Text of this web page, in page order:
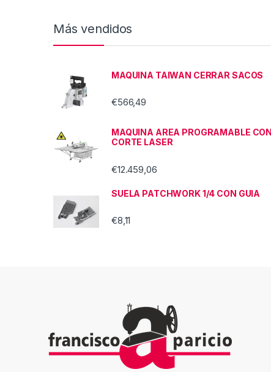
Más vendidos
MAQUINA TAIWAN CERRAR SACOS
€566,49
MAQUINA AREA PROGRAMABLE CON
CORTE LASER
€12.459,06
SUELA PATCHWORK 1/4 CON GUIA
€8,11